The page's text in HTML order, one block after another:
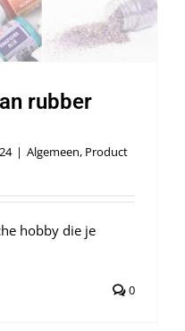
rubber
| Algemeen, Product
hobby die je
0